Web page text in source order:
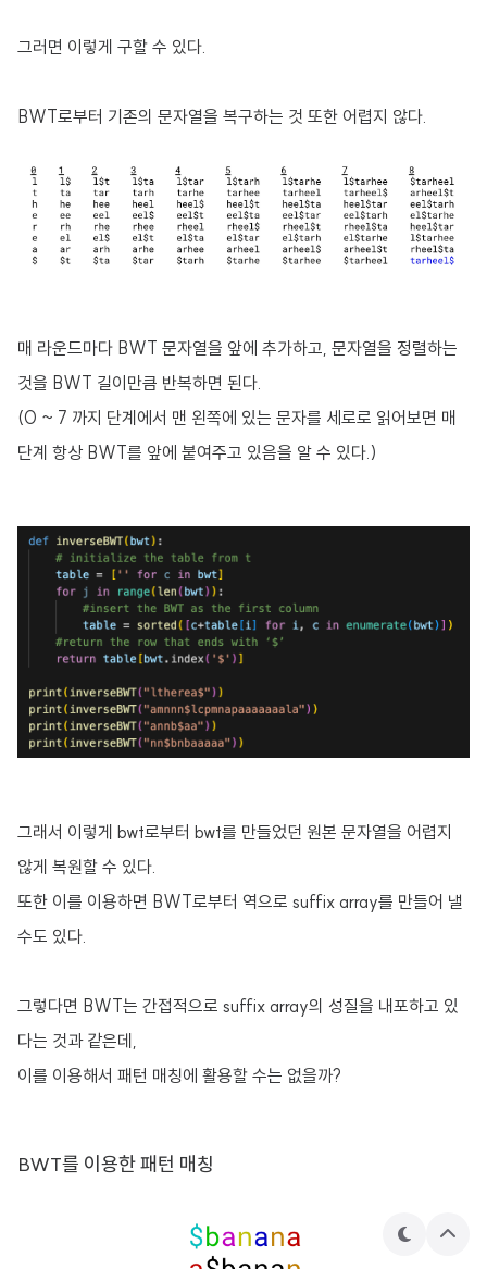
그러면 이렇게 구할 수 있다.
BWT로부터 기존의 문자열을 복구하는 것 또한 어렵지 않다.
매 라운드마다 BWT 문자열을 앞에 추가하고, 문자열을 정렬하는
것을 BWT 길이만큼 반복하면 된다.
(0 ~ 7 까지 단계에서 맨 왼쪽에 있는 문자를 세로로 읽어보면 매
단계 항상 BWT를 앞에 붙여주고 있음을 알 수 있다.)
그래서 이렇게 bwt로부터 bwt를 만들었던 원본 문자열을 어렵지
않게 복원할 수 있다.
또한 이를 이용하면 BWT로부터 역으로 suffix array를 만들어 낼
수도 있다.
그렇다면 BWT는 간접적으로 suffix array의 성질을 내포하고 있
다는 것과 같은데,
이를 이용해서 패턴 매칭에 활용할 수는 없을까?
BWT를 이용한 패턴 매칭
테
상